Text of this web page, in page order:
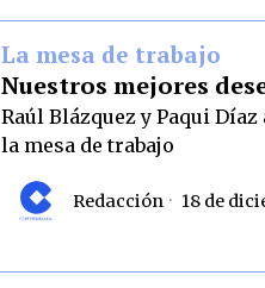
La mesa de trabajo
Nuestros mejores
Raúl Blázquez y Paqui
la mesa de trabajo
Redacción 18 de